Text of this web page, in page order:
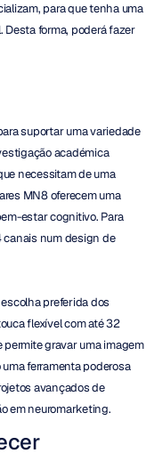
para que tenha uma
forma, poderá fazer
suportar uma variedade
académica
necessitam de uma
MN8 oferecem uma
estar cognitivo. Para
canais num design de
preferida dos
flexível com até 32
gravar uma imagem
ferramenta poderosa
para estudos de neurociência complexos, projetos avançados de
em neuromarketing.